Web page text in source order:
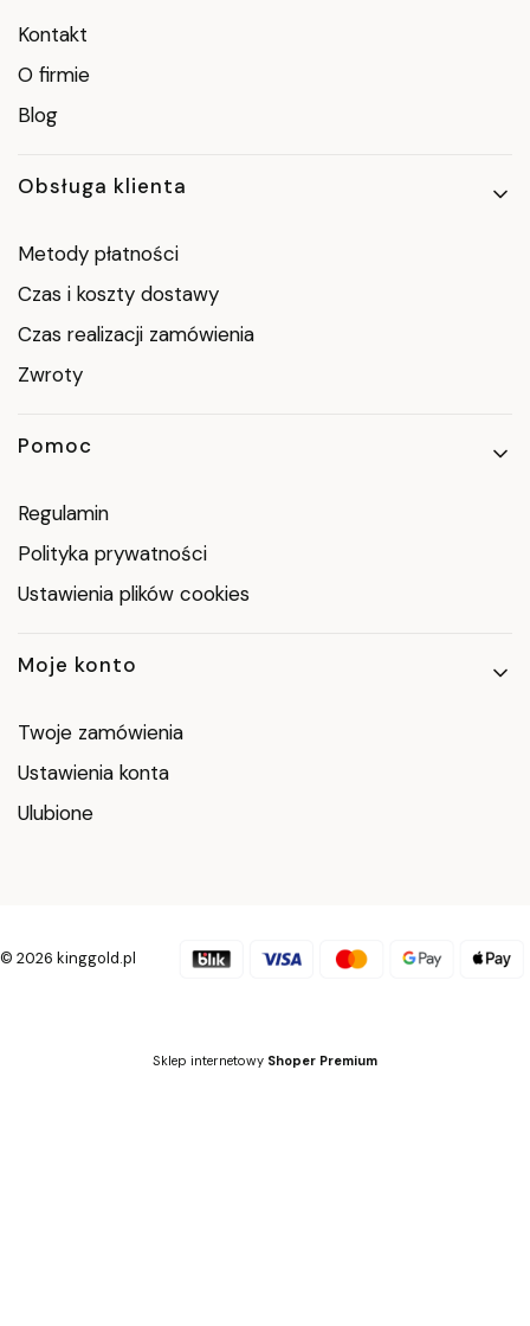
Kontakt
O firmie
Blog
Obsługa klienta
Metody płatności
Czas i koszty dostawy
Czas realizacji zamówienia
Zwroty
Pomoc
Regulamin
Polityka prywatności
Ustawienia plików cookies
Moje konto
Twoje zamówienia
Ustawienia konta
Ulubione
© 2026 kinggold.pl
Sklep internetowy Shoper Premium